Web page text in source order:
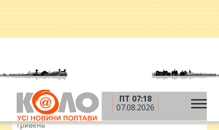
ПТ 07:18
07.08.2026
Головна » Новини »
Змінити мобільного
оператора без зміни номера можна буде за 40
гривень